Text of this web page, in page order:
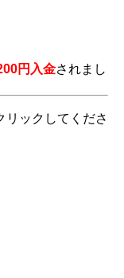
円入金されまし
リックしてくださ